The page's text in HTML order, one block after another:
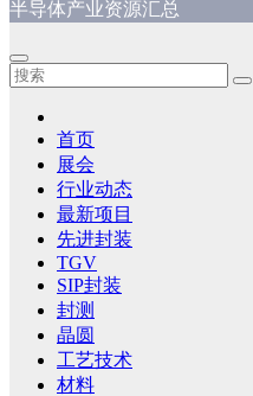
半导体产业资源汇总
首页
展会
行业动态
最新项目
先进封装
TGV
SIP封装
封测
晶圆
工艺技术
材料